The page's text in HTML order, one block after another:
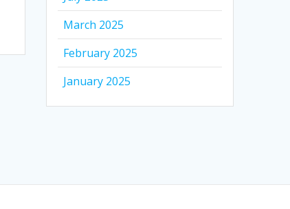
March 2025
February 2025
January 2025